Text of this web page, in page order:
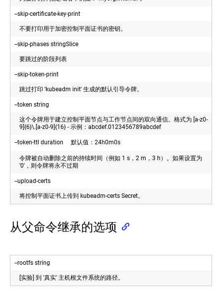
--skip-certificate-key-print
不要打印用于加密控制平面证书的密钥。
--skip-phases stringSlice
要跳过的阶段列表
--skip-token-print
跳过打印 'kubeadm init' 生成的默认引导令牌。
--token string
这个令牌用于建立控制平面节点与工作节点间的双向通信。格式为 [a-z0-
9]{6}\.[a-z0-9]{16} - 示例：abcdef.0123456789abcdef
--token-ttl duration 默认值：24h0m0s
令牌被自动删除之前的持续时间（例如 1 s，2 m，3 h）。如果设置为
'0'，则令牌将永不过期
--upload-certs
将控制平面证书上传到 kubeadm-certs Secret。
从父命令继承的选项
--rootfs string
[实验] 到 '真实' 主机根文件系统的路径。